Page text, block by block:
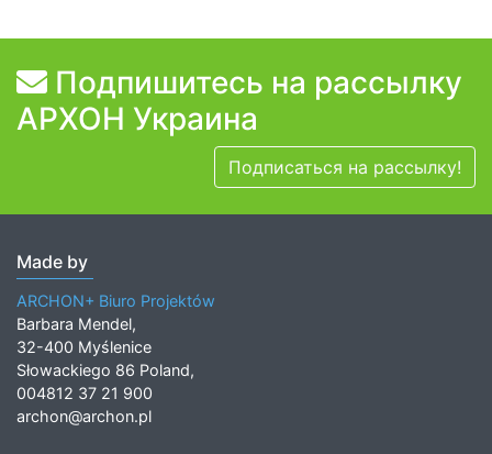
Подпишитесь на рассылку
АРХОН Украина
Подписаться на рассылку!
Made by
ARCHON+ Biuro Projektów
Barbara Mendel,
32-400 Myślenice
Słowackiego 86 Poland,
004812 37 21 900
archon@archon.pl